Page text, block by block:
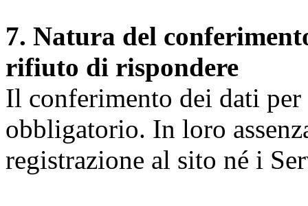
7. Natura del
rifiuto di rispondere
Il conferimento dei dati
obbligatorio. In loro
registrazione al sito né i